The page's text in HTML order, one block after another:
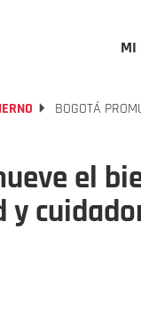
MI
BOGOTÁ
el
y